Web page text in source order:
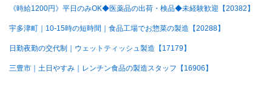
《時給1200円》平日のみOK◆医薬品の出荷・検品◆未経験歓迎【20382】
宇多津町｜10-15時の短時間｜食品工場でお惣菜の製造【20288】
日勤夜勤の交代制｜ウェットティッシュ製造【17179】
三豊市｜土日やすみ｜レンチン食品の製造スタッフ【16906】